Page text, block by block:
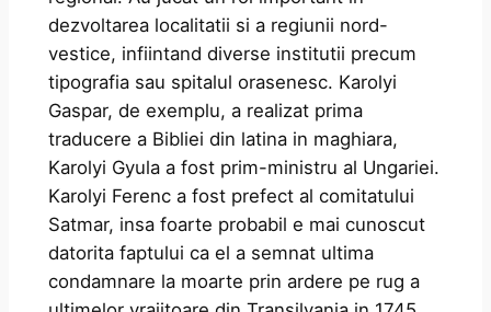
dezvoltarea localitatii si a regiunii nord-
vestice, infiintand diverse institutii precum
tipografia sau spitalul orasenesc. Karolyi
Gaspar, de exemplu, a realizat prima
traducere a Bibliei din latina in maghiara,
Karolyi Gyula a fost prim-ministru al Ungariei.
Karolyi Ferenc a fost prefect al comitatului
Satmar, insa foarte probabil e mai cunoscut
datorita faptului ca el a semnat ultima
condamnare la moarte prin ardere pe rug a